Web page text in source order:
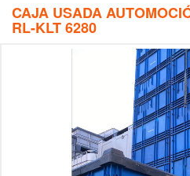
CAJA USADA
RL-KLT 6280